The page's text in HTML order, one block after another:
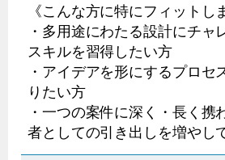
《こんな方に特にフィットし
・多用途にわたる設計にチャ
スキルを習得したい方
・アイデアを形にするプロセ
りたい方
・一つの案件に深く・長く携
者としての引き出しを増やし